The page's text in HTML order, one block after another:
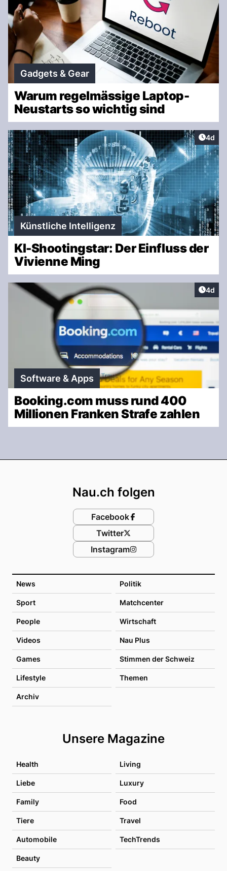
Gadgets & Gear
Warum regelmässige Laptop-
Neustarts so wichtig sind
4d
Künstliche Intelligenz
KI-Shootingstar: Der Einfluss der
Vivienne Ming
4d
Software & Apps
Booking.com muss rund 400
Millionen Franken Strafe zahlen
News Politik
Sport Matchcenter
People Wirtschaft
Videos Nau Plus
Games Stimmen der Schweiz
Lifestyle Themen
Archiv
Unsere Magazine
Health Living
Liebe Luxury
Family Food
Tiere Travel
Automobile TechTrends
Beauty
Nau.ch folgen
Facebook
Twitter
Instagram